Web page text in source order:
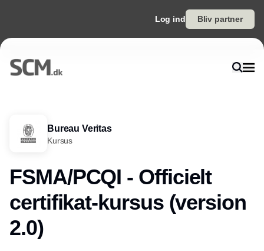
Log ind Bliv partner
Bureau Veritas
Kursus
FSMA/PCQI - Officielt
certifikat-kursus (version
2.0)